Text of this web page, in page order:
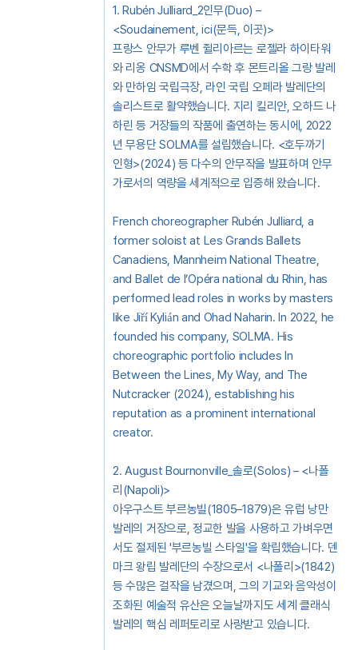
1. Rubén Julliard_2인무(Duo) –
<Soudainement, ici(문득, 이곳)>
프랑스 안무가 루벤 쥘리아르는 로젤라 하이타워
와 리옹 CNSMD에서 수학 후 몬트리올 그랑 발레
와 만하임 국립극장, 라인 국립 오페라 발레단의
솔리스트로 활약했습니다. 지리 킬리안, 오하드 나
하린 등 거장들의 작품에 출연하는 동시에, 2022
년 무용단 SOLMA를 설립했습니다. <호두까기
인형>(2024) 등 다수의 안무작을 발표하며 안무
가로서의 역량을 세계적으로 입증해 왔습니다.
French choreographer Rubén Julliard, a
former soloist at Les Grands Ballets
Canadiens, Mannheim National Theatre,
and Ballet de l’Opéra national du Rhin, has
performed lead roles in works by masters
like Jiří Kylián and Ohad Naharin. In 2022, he
founded his company, SOLMA. His
choreographic portfolio includes In
Between the Lines, My Way, and The
Nutcracker (2024), establishing his
reputation as a prominent international
creator.
2. August Bournonville_솔로(Solos) – <나폴
리(Napoli)>
아우구스트 부르농빌(1805–1879)은 유럽 낭만
발레의 거장으로, 정교한 발을 사용하고 가벼우면
서도 절제된 '부르농빌 스타일'을 확립했습니다. 덴
마크 왕립 발레단의 수장으로서 <나폴리>(1842)
등 수많은 걸작을 남겼으며, 그의 기교와 음악성이
조화된 예술적 유산은 오늘날까지도 세계 클래식
발레의 핵심 레퍼토리로 사랑받고 있습니다.